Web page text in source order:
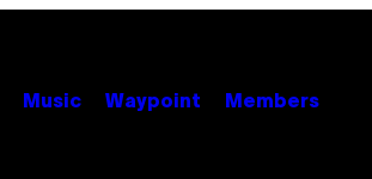
Music Waypoint Members